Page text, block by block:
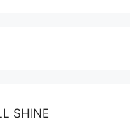
SHINE